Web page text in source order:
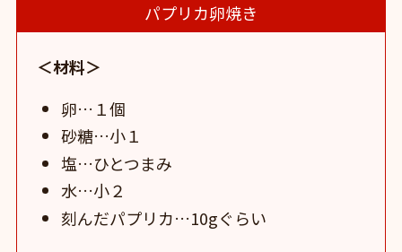
パプリカ卵焼き
＜材料＞
卵…１個
砂糖…小１
塩…ひとつまみ
水…小２
刻んだパプリカ…10gぐらい